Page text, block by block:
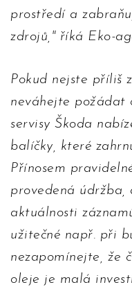
prostředí a
zdrojů," říká Eko-
Pokud nejste příliš
neváhejte požádat
servisy Škoda
balíčky, které
Přínosem
provedená údržba,
aktuálnosti
užitečné např. při
nezapomínejte, že
oleje je malá